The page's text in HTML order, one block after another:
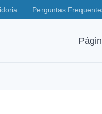
Perguntas